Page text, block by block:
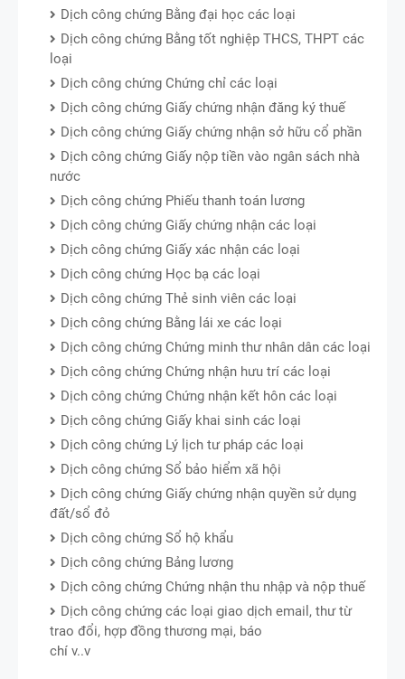
Dịch công chứng Bằng đại học các loại
Dịch công chứng Bằng tốt nghiệp THCS, THPT các
loại
Dịch công chứng Chứng chỉ các loại
Dịch công chứng Giấy chứng nhận đăng ký thuế
Dịch công chứng Giấy chứng nhận sở hữu cổ phần
Dịch công chứng Giấy nộp tiền vào ngân sách nhà
nước
Dịch công chứng Phiếu thanh toán lương
Dịch công chứng Giấy chứng nhận các loại
Dịch công chứng Giấy xác nhận các loại
Dịch công chứng Học bạ các loại
Dịch công chứng Thẻ sinh viên các loại
Dịch công chứng Bằng lái xe các loại
Dịch công chứng Chứng minh thư nhân dân các loại
Dịch công chứng Chứng nhận hưu trí các loại
Dịch công chứng Chứng nhận kết hôn các loại
Dịch công chứng Giấy khai sinh các loại
Dịch công chứng Lý lịch tư pháp các loại
Dịch công chứng Sổ bảo hiểm xã hội
Dịch công chứng Giấy chứng nhận quyền sử dụng
đất/sổ đỏ
Dịch công chứng Sổ hộ khẩu
Dịch công chứng Bảng lương
Dịch công chứng Chứng nhận thu nhập và nộp thuế
Dịch công chứng các loại giao dịch email, thư từ
trao đổi, hợp đồng thương mại, báo
chí v..v